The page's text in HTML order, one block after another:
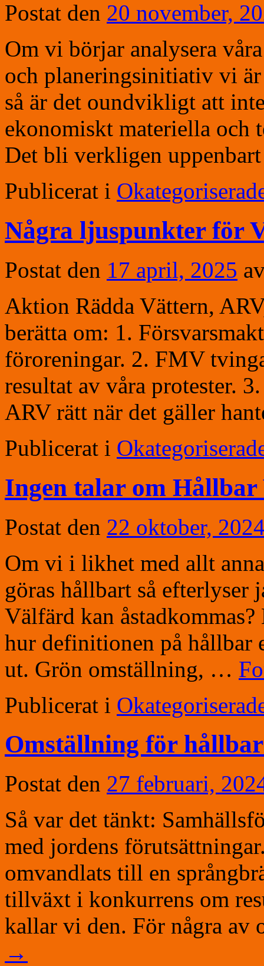
Postat den 20 november,
Om vi börjar analysera
och planeringsinitiativ vi
så är det oundvikligt att
ekonomiskt materiella och
Det bli verkligen
Publicerat i
Några ljuspunkter för
Postat den 17 april, 2025
Aktion Rädda Vättern,
berätta om: 1.
föroreningar. 2. FMV
resultat av våra protester.
ARV rätt när det gäller
Publicerat i
Ingen talar om
Postat den 22 oktober,
Om vi i likhet med allt
göras hållbart så
Välfärd kan
hur definitionen på hållbar
ut. Grön omställning, …
Publicerat i
Omställning för
Postat den 27 februari,
Så var det tänkt:
med jordens
omvandlats till en
tillväxt i konkurrens om
kallar vi den. För några av
→